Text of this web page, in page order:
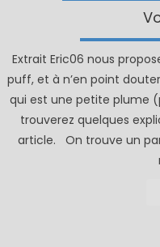
Extrait Eric06 nous
puff, et à n’en point
qui est une petite plume
trouverez quelques
article. On trouve un